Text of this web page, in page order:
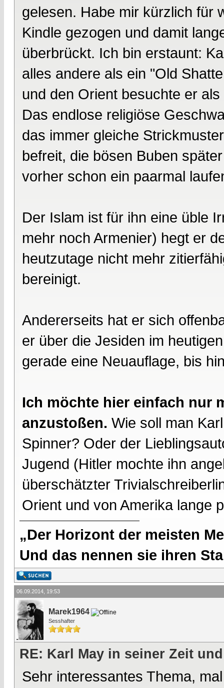
gelesen. Habe mir kürzlich für
Kindle gezogen und damit
überbrückt. Ich bin erstaunt:
alles andere als ein "Old
und den Orient besuchte er
Das endlose religiöse
das immer gleiche
befreit, die bösen Buben
vorher schon ein paarmal
Der Islam ist für ihn eine üble
mehr noch Armenier) hegt er
heutzutage nicht mehr
bereinigt.
Andererseits hat er sich
er über die Jesiden im
gerade eine Neuauflage, bis
Ich möchte hier einfach nur
anzustoßen. Wie soll man
Spinner? Oder der
Jugend (Hitler mochte ihn
überschätzter
Orient und von Amerika lange
„Der Horizont der meisten
Und das nennen sie ihren
06.09.2014, 19:53
Marek1964
Sesshafter
RE: Karl May in seiner Zeit
Sehr interessantes Thema,